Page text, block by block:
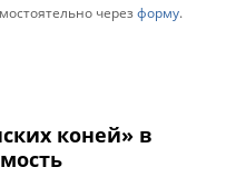
черезформу.
коней» в